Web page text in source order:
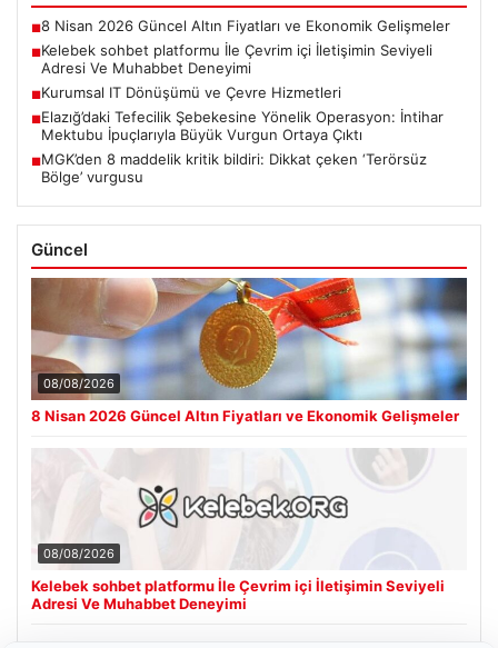
■8 Nisan 2026 Güncel Altın Fiyatları ve Ekonomik Gelişmeler
■Kelebek sohbet platformu İle Çevrim içi İletişimin Seviyeli
Adresi Ve Muhabbet Deneyimi
■Kurumsal IT Dönüşümü ve Çevre Hizmetleri
■Elazığ’daki Tefecilik Şebekesine Yönelik Operasyon: İntihar
Mektubu İpuçlarıyla Büyük Vurgun Ortaya Çıktı
■MGK’den 8 maddelik kritik bildiri: Dikkat çeken ‘Terörsüz
Bölge’ vurgusu
Güncel
08/08/2026
8 Nisan 2026 Güncel Altın Fiyatları ve Ekonomik Gelişmeler
08/08/2026
Kelebek sohbet platformu İle Çevrim içi İletişimin Seviyeli
Adresi Ve Muhabbet Deneyimi